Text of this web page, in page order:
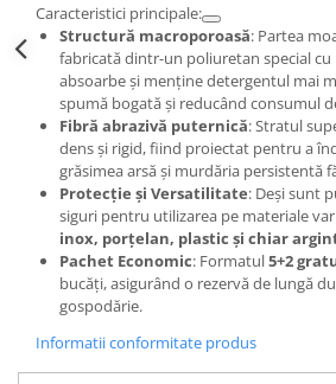
Caracteristici principale:
Structură macroporoasă: Partea
fabricată dintr-un poliuretan special cu
absoarbe și menține detergentul mai
spumă bogată și reducând consumul
Fibră abrazivă puternică: Stratul
dens și rigid, fiind proiectat pentru a
grăsimea arsă și murdăria persistentă
Protecție și Versatilitate: Deși sunt
siguri pentru utilizarea pe materiale
inox, porțelan, plastic și chiar
Pachet Economic: Formatul5+2
bucăți, asigurând o rezervă de lungă
gospodărie.
Informatii conformitate produs